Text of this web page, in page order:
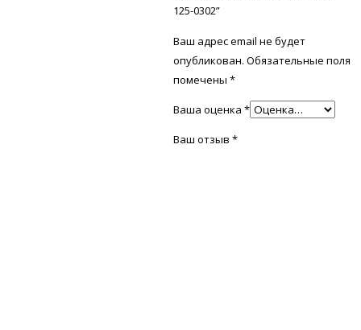
125-0302”
Ваш адрес email не будет
опубликован. Обязательные поля
помечены*
Ваша оценка*
Ваш отзыв*